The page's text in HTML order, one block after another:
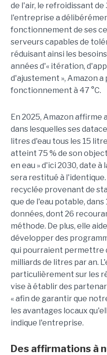
de l'air, le refroidissant de
l'entreprise a
fonctionnement de ses
serveurs capables de
réduisant ainsi les
années d'« itération,
d'ajustement », Amazon
fonctionnement à 47 °C.
En 2025, Amazon
dans lesquelles ses
litres d'eau tous les 15
atteint 75 % de son
en eau » d'ici 2030, date
sera restitué à
recyclée provenant de
que de l'eau potable,
données, dont 26
méthode. De plus, elle
développer des
qui pourraient permettre
milliards de litres par an.
particulièrement sur les
vise à établir des
« afin de garantir que
les avantages locaux
indique l'entreprise.
Des affirmations à